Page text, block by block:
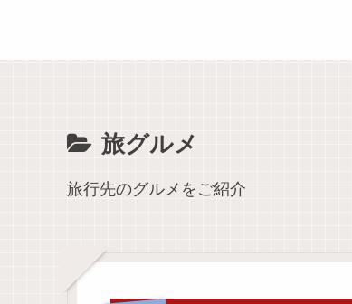
旅グルメ
旅行先のグルメをご紹介